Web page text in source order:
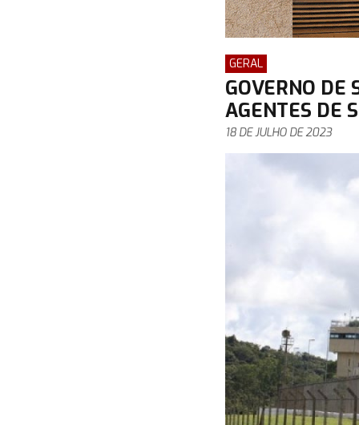
GERAL
GOVERNO DE
AGENTES DE
18 DE JULHO DE 2023